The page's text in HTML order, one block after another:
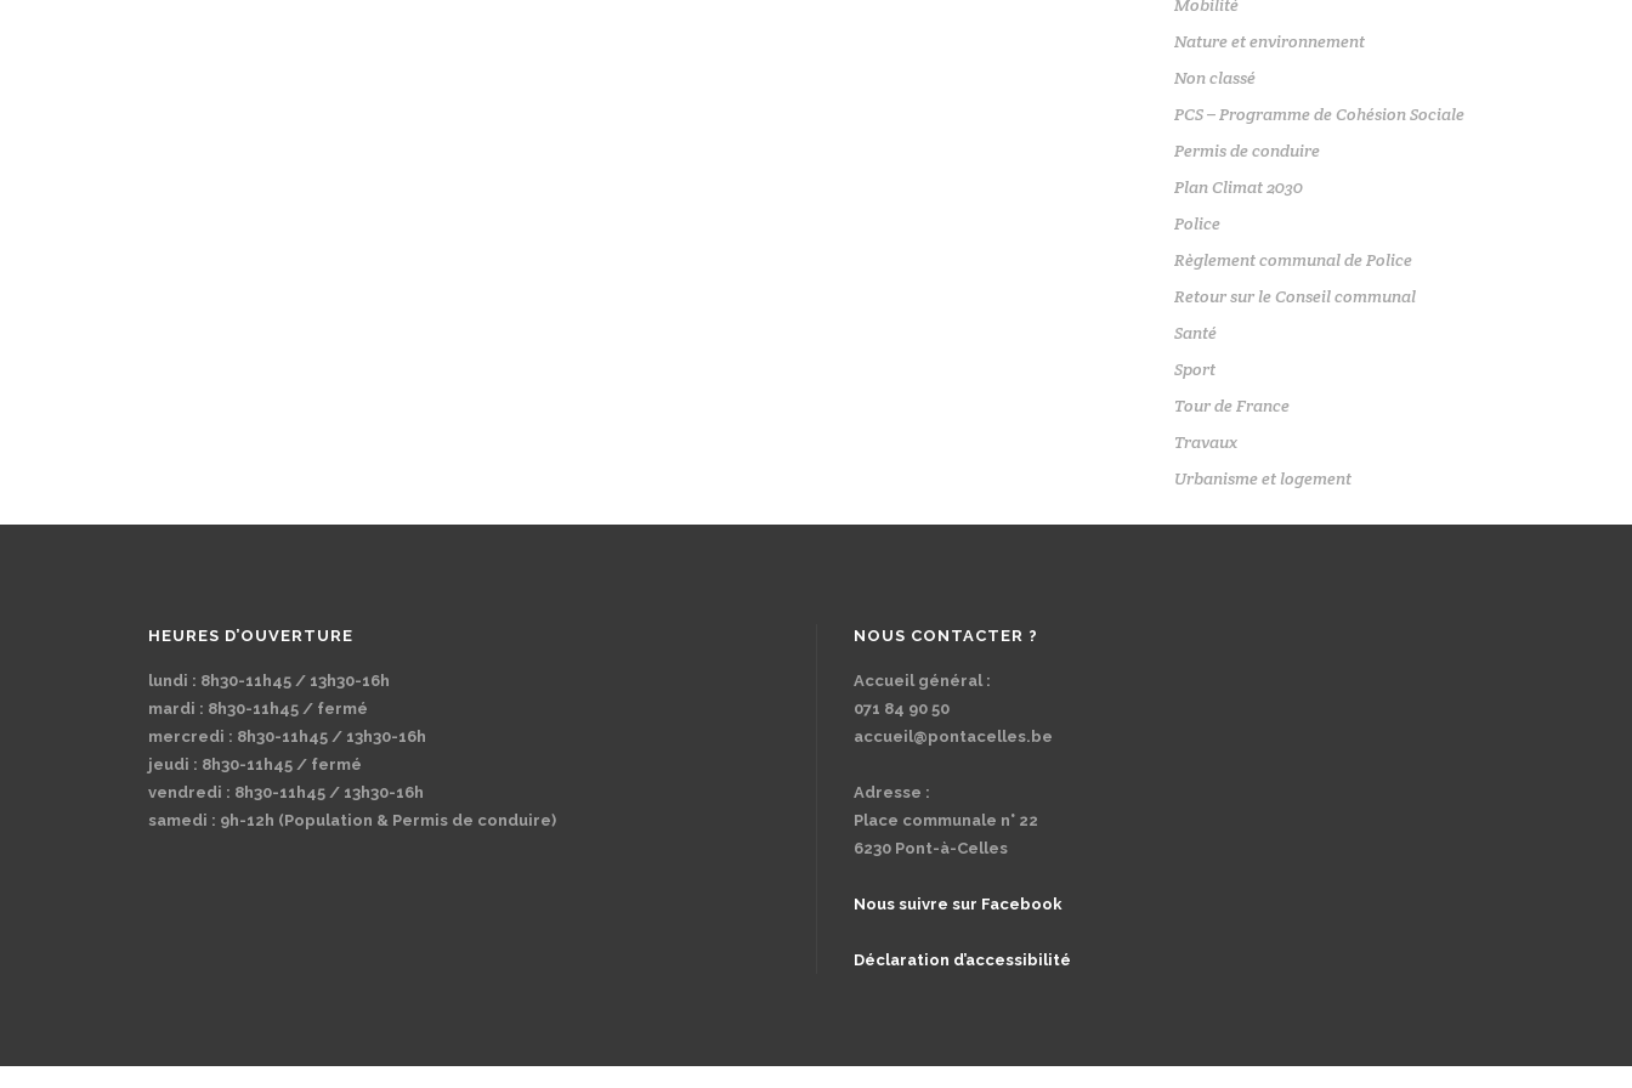
Mobilité
Nature et environnement
Non classé
PCS – Programme de Cohésion Sociale
Permis de conduire
Plan Climat 2030
Police
Règlement communal de Police
Retour sur le Conseil communal
Santé
Sport
Tour de France
Travaux
Urbanisme et logement
HEURES D’OUVERTURE
lundi : 8h30-11h45 / 13h30-16h
mardi : 8h30-11h45 / fermé
mercredi : 8h30-11h45 / 13h30-16h
jeudi : 8h30-11h45 / fermé
vendredi : 8h30-11h45 / 13h30-16h
samedi : 9h-12h (Population & Permis de conduire)
NOUS CONTACTER ?
Accueil général :
071 84 90 50
accueil@pontacelles.be
Adresse :
Place communale n° 22
6230 Pont-à-Celles
Nous suivre sur Facebook
Déclaration d’accessibilité